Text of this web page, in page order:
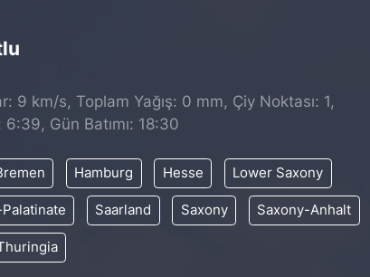
9 km/s, Toplam Yağış: 0 mm, Çiy Noktası: 1,
Gün Batımı: 18:30
Hamburg Hesse Lower Saxony
Saarland Saxony Saxony-Anhalt